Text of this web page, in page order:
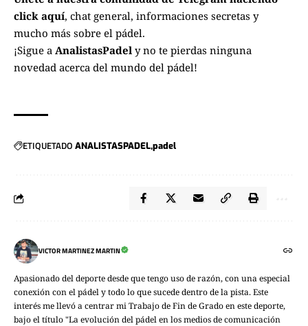
click aquí, chat general, informaciones secretas y
mucho más sobre el pádel.
¡Sigue a AnalistasPadel y no te pierdas ninguna
novedad acerca del mundo del pádel!
ETIQUETADO ANALISTASPADELpadel
VICTOR MARTINEZ MARTIN
Apasionado del deporte desde que tengo uso de razón, con una especial
conexión con el pádel y todo lo que sucede dentro de la pista. Este
interés me llevó a centrar mi Trabajo de Fin de Grado en este deporte,
bajo el título "La evolución del pádel en los medios de comunicación